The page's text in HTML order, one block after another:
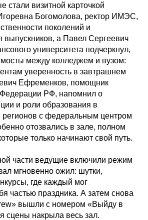
стали визитной карточкой
Богомолова, ректор ИМЭС,
поколений и
выпускников, а Павел Сергеевич
университета подчеркнул,
между колледжем и вузом:
уверенность в завтрашнем
Ефременков, помощник
РФ, напомнил о
и роли образования в
регионов с федеральным центром
отозвались в зале, полном
только начинают свой путь.
части ведущие включили режим
мгновенно ожил: шутки,
где каждый мог
частью праздника. А затем снова
вышли с номером «Выйду в
сцены накрыла весь зал.